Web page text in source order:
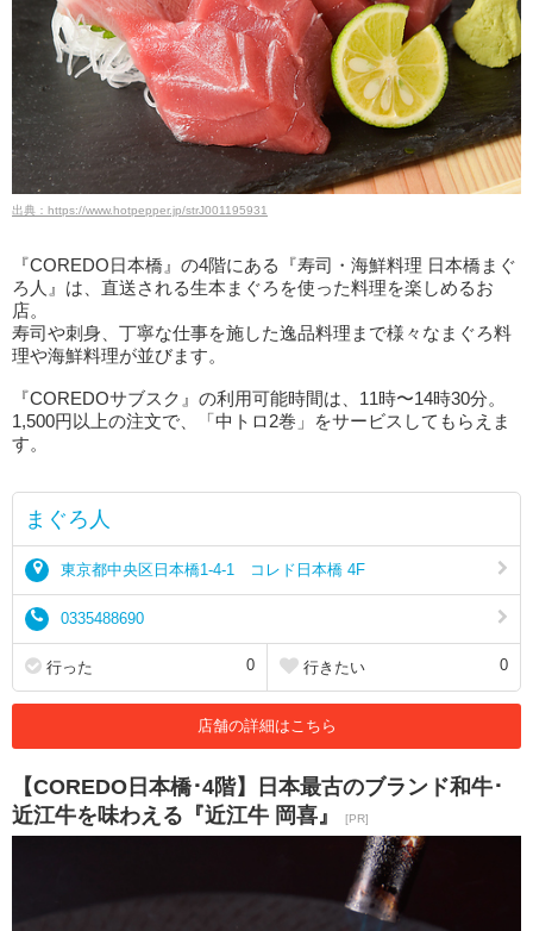
出典：https://www.hotpepper.jp/strJ001195931
『COREDO日本橋』の4階にある『寿司・海鮮料理 日本橋まぐ
ろ人』は、直送される生本まぐろを使った料理を楽しめるお
店。
寿司や刺身、丁寧な仕事を施した逸品料理まで様々なまぐろ料
理や海鮮料理が並びます。
『COREDOサブスク』の利用可能時間は、11時〜14時30分。
1,500円以上の注文で、「中トロ2巻」をサービスしてもらえま
す。
まぐろ人
東京都中央区日本橋1-4-1 コレド日本橋 4F
0335488690
行った 0 行きたい 0
店舗の詳細はこちら
【COREDO日本橋･4階】日本最古のブランド和牛･
近江牛を味わえる『近江牛 岡喜』
[PR]